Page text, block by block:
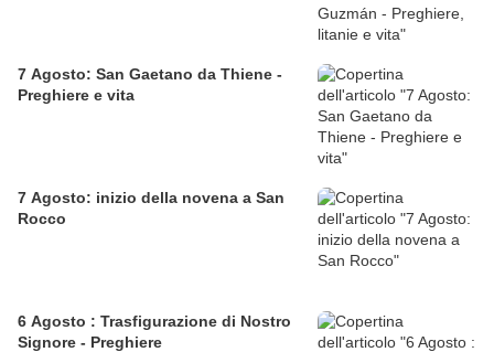
7 Agosto: San Gaetano da Thiene -
Preghiere e vita
7 Agosto: inizio della novena a San
Rocco
6 Agosto : Trasfigurazione di Nostro
Signore - Preghiere